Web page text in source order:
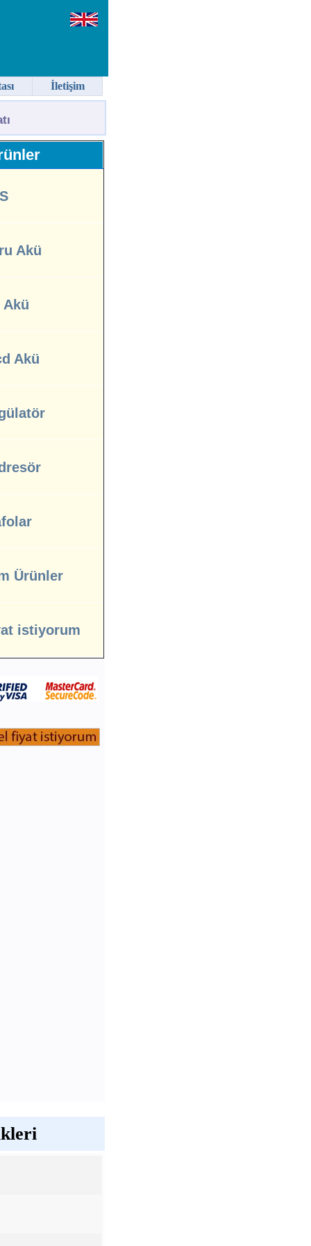
Akü
Akü
Akü
Ürünler
istiyorum
İletişim